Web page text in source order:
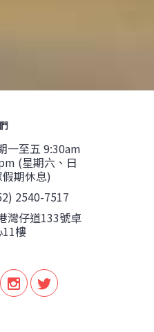
一至五 9:30am
(星期六、日
期休息)
2540-7517
灣仔道133號卓
樓